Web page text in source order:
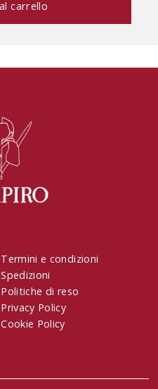
Termini e condizioni
Spedizioni
Politiche di reso
Privacy Policy
Cookie Policy